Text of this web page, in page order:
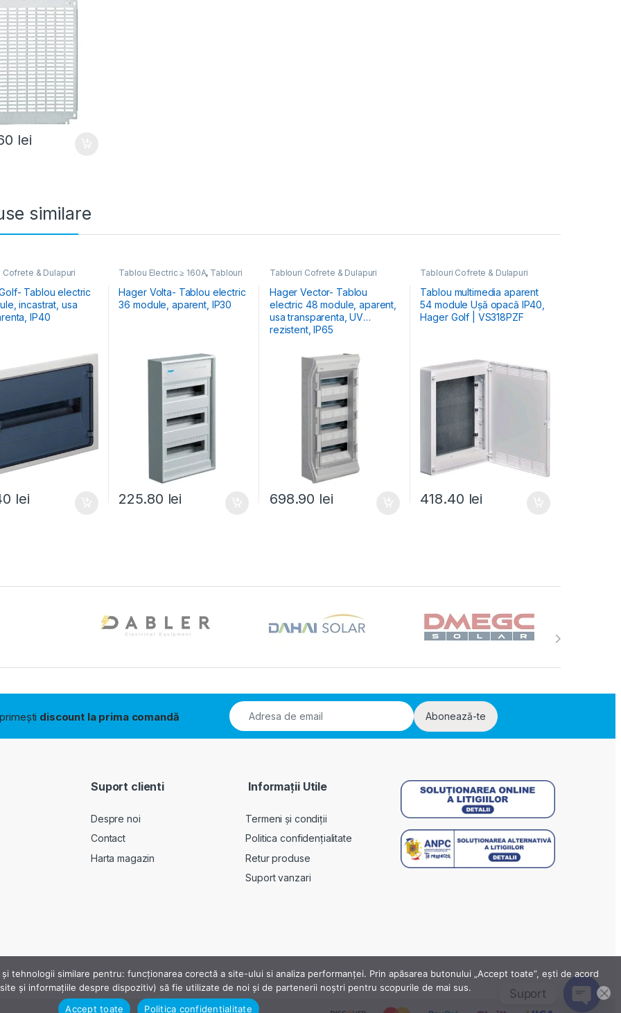
lei
similare
Cofrete & Dulapuri
Tablouri Electrice
Încastrate
Tablou electric
incastrat, usa
IP40
lei
Tablou Electric ≥ 160A, Tablouri
Hager Volta- Tablou electric
36 module, aparent, IP30
225.80 lei
Tablouri Cofrete & Dulapuri
Hager Vector- Tablou
electric 48 module, aparent,
usa transparenta, UV
rezistent, IP65
698.90 lei
Tablouri Cofrete & Dulapuri
Tablouri Electrice
Hibrid & Multimedia
Tablou multimedia aparent
54 module Ușă opacă IP40,
Hager Golf | VS318PZF
418.40 lei
discount la prima comandă Abonează-te
Suport clienti
Despre noi
Contact
Harta magazin
Informații Utile
Termeni și condiții
Politica confidențialitate
Retur produse
Suport vanzari
tehnologii similare pentru: funcționarea corectă a site-ului si analiza performanței. Prin apăsarea butonului „Accept toate”, ești de acord
și informațiile despre dispozitiv) să fie utilizate de noi și de partenerii noștri pentru scopurile de mai sus.
Accept toate
Politica confidențialitate
Suport